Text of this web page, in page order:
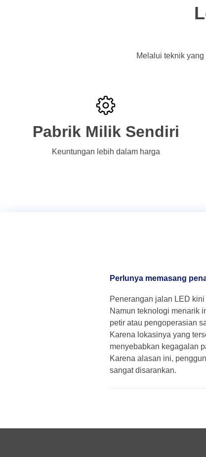
Melalui teknik
Pabrik Milik Sendiri
Keuntungan lebih dalam harga
Perlunya memasang
Penerangan jalan LED
Namun teknologi menarik
petir atau pengoperasian
Karena lokasinya yang
menyebabkan kegagalan
Karena alasan ini,
sangat disarankan.